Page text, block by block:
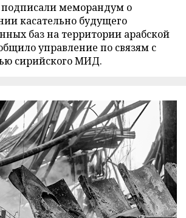
подписали меморандум о
касательно будущего
баз на территории арабской
управление по связям с
сирийского МИД.